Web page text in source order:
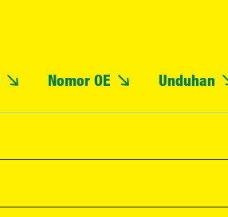
Nomor OE Unduhan